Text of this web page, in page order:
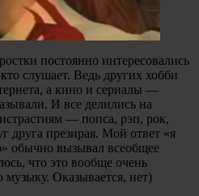
постоянно интересовались
слушает. Ведь других хобби
а кино и сериалы —
И все делились на
— попса, рэп, рок,
друга презирая. Мой ответ «я
обычно вызывал всеобщее
что это вообще очень
Оказывается, нет)